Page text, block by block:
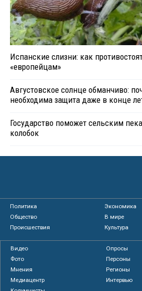
Испанские слизни: как
«европейцам»
Августовское солнце обманчиво:
необходима защита даже в конце
Государство поможет сельским
колобок
Политика
Экономика
Общество
В мире
Происшествия
Культура
Видео
Опросы
Фото
Персоны
Мнения
Регионы
Медиацентр
Интервью